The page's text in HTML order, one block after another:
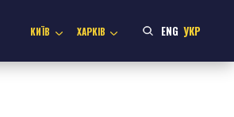
КИЇВ ХАРКІВ ENG УКР